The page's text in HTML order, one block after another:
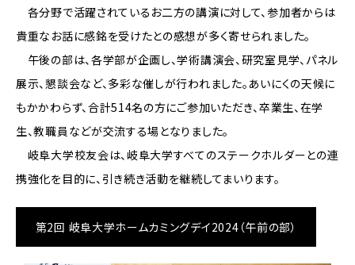
各分野で活躍されているお二方の講演に対して、参加者からは
貴重なお話に感銘を受けたとの感想が多く寄せられました。
午後の部は、各学部が企画し、学術講演会、研究室見学、パネル
展示、懇談会など、多彩な催しが行われました。あいにくの天候に
もかかわらず、合計514名の方にご参加いただき、卒業生、在学
生、教職員などが交流する場となりました。
岐阜大学校友会は、岐阜大学すべてのステークホルダーとの連
携強化を目的に、引き続き活動を継続してまいります。
第2回 岐阜大学ホームカミングデイ2024（午前の部）